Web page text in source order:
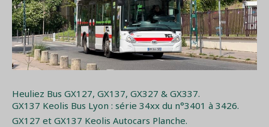
Heuliez Bus GX127, GX137, GX327 & GX337.
GX137 Keolis Bus Lyon : série 34xx du n°3401 à 3426.
GX127 et GX137 Keolis Autocars Planche.